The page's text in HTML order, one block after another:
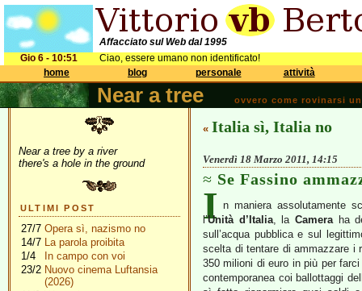
Affacciato sul Web dal 1995
Gio 6 - 10:51
Ciao, essere umano non identificato!
home
blog personale attività
Near a tree ovvero come rovinarsi
Near a tree by a river
there's a hole in the ground
ULTIMI POST
27/7 Opera sì, nazismo no
14/7 La parola proibita
1/4
In campo con voi
23/2 Nuovo cinema Luftansia
(2026)
« Italia sì, Italia no
Venerdì 18 Marzo 2011, 14:15
Se Fassino
I n maniera assolutamente
l’Unità d’Italia, laCameraha
sull’acqua pubblica e sul
scelta di tentare di ammazzare i
350 milioni di euro in più per
contemporanea coi ballottaggi